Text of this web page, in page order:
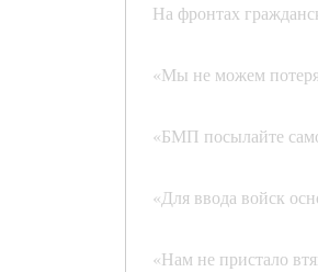
На фронтах
«Мы не можем
«БМП посылайте
«Для ввода войск
«Нам не пристало